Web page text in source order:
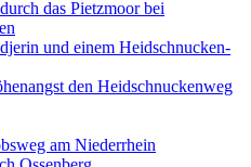
das Pietzmoor bei
und einem Heidschnucken-
den Heidschnuckenweg
am Niederrhein